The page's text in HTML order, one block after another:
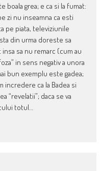
boala grea; e ca si la fumat:
zi nu inseamna ca esti
pe piata, televiziunile
din urma doreste sa
sa nu remarc (cum au
in sens negativ a unora
bun exemplu este gadea;
incredere ca la Badea si
“revelatii”; daca se va
totul…